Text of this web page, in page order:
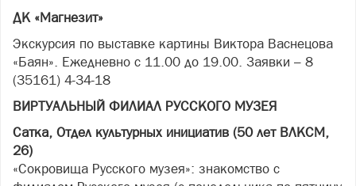
ДК «Магнезит»
Экскурсия по выставке картины Виктора Васнецова
«Баян». Ежедневно с 11.00 до 19.00. Заявки – 8
(35161) 4-34-18
ВИРТУАЛЬНЫЙ ФИЛИАЛ РУССКОГО МУЗЕЯ
Сатка, Отдел культурных инициатив (50 лет ВЛКСМ,
26)
«Сокровища Русского музея»: знакомство с